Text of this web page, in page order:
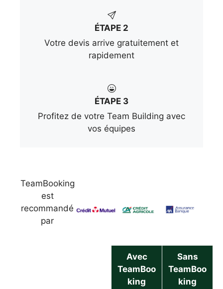
ÉTAPE 2
Votre devis arrive gratuitement et
rapidement
ÉTAPE 3
Profitez de votre Team Building avec
vos équipes
TeamBooking
est
recommandé
par
Avec
TeamBoo
king
Sans
TeamBoo
king